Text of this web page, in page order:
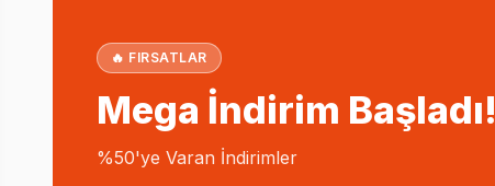
🔥 FIRSATLAR
Mega İndirim Başladı!
%50'ye Varan İndirimler